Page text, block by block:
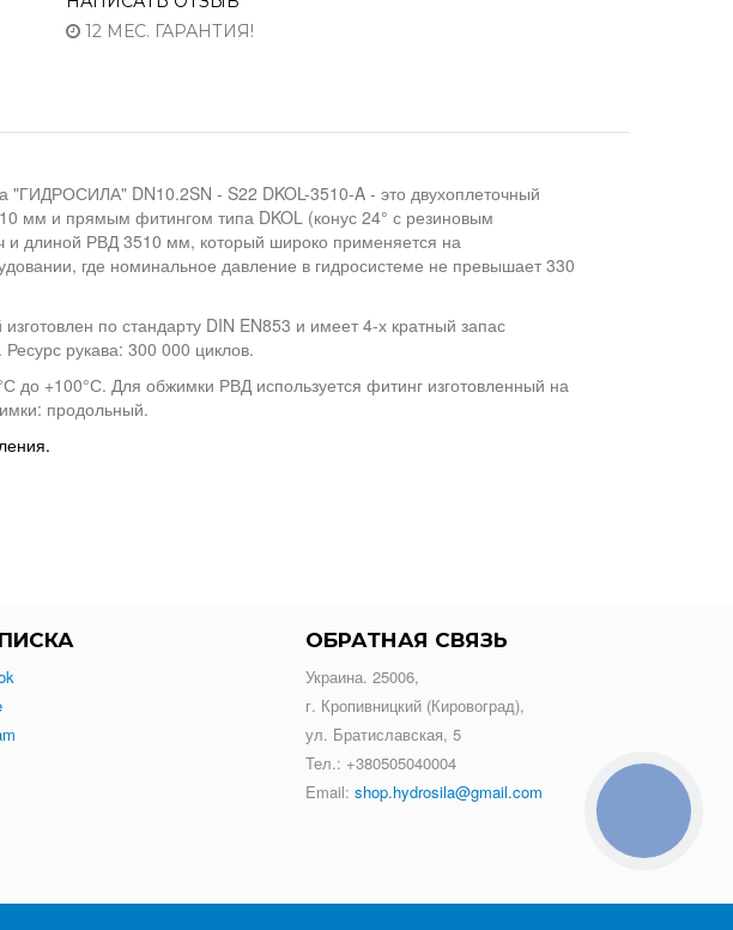
12 МЕС. ГАРАНТИЯ!
"ГИДРОСИЛА" DN10.2SN - S22 DKOL-3510-A - это двухоплеточный
мм и прямым фитингом типа DKOL (конус 24° с резиновым
и длиной РВД 3510 мм, который широко применяется на
где номинальное давление в гидросистеме не превышает 330
по стандарту DIN EN853 и имеет 4-х кратный запас
рукава: 300 000 циклов.
до +100°С. Для обжимки РВД используется фитинг изготовленный на
продольный.
ОБРАТНАЯ СВЯЗЬ
Украина. 25006,
г. Кропивницкий (Кировоград),
ул. Братиславская, 5
Тел.: +380505040004
Email: shop.hydrosila@gmail.com